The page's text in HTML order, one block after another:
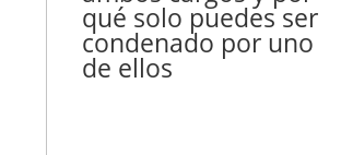
qué solo puedes ser
condenado por uno
de ellos